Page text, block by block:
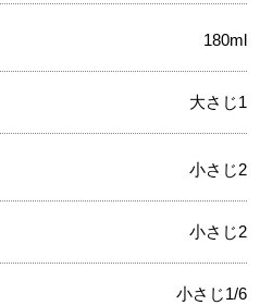
180ml
大さじ1
小さじ2
小さじ2
小さじ1/6